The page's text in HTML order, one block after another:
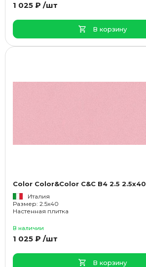
1 025 ₽ /шт
В корзину
Color Color&Color C&C B4 2.5 2.5x40
Италия
Размер: 2.5x40
Настенная плитка
В наличии
1 025 ₽ /шт
В корзину